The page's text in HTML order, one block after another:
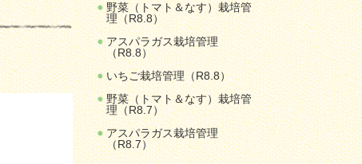
野菜（トマト＆なす）栽培管
理（R8.8）
アスパラガス栽培管理
（R8.8）
いちご栽培管理（R8.8）
野菜（トマト＆なす）栽培管
理（R8.7）
アスパラガス栽培管理
（R8.7）